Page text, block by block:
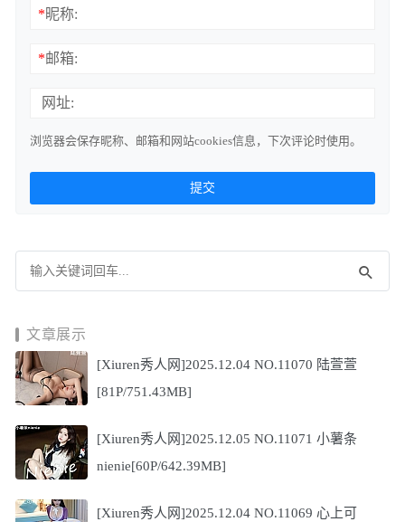
*昵称:
*邮箱:
网址:
浏览器会保存昵称、邮箱和网站cookies信息，下次评论时使用。
文章展示
[Xiuren秀人网]2025.12.04 NO.11070 陆萱萱
[81P/751.43MB]
[Xiuren秀人网]2025.12.05 NO.11071 小薯条
nienie[60P/642.39MB]
[Xiuren秀人网]2025.12.04 NO.11069 心上可